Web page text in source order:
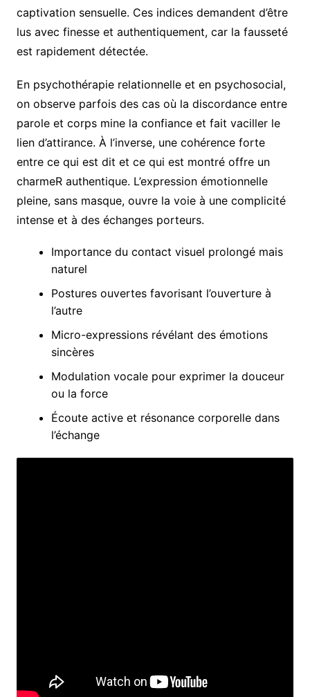
captivation sensuelle. Ces indices demandent d’être
lus avec finesse et authentiquement, car la fausseté
est rapidement détectée.
En psychothérapie relationnelle et en psychosocial,
on observe parfois des cas où la discordance entre
parole et corps mine la confiance et fait vaciller le
lien d’attirance. À l’inverse, une cohérence forte
entre ce qui est dit et ce qui est montré offre un
charmeR authentique. L’expression émotionnelle
pleine, sans masque, ouvre la voie à une complicité
intense et à des échanges porteurs.
Importance du contact visuel prolongé mais
naturel
Postures ouvertes favorisant l’ouverture à
l’autre
Micro-expressions révélant des émotions
sincères
Modulation vocale pour exprimer la douceur
ou la force
Écoute active et résonance corporelle dans
l’échange